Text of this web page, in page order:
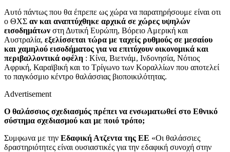
Αυτό πάντως που θα έπρεπε ως χώρα να παρατηρήσουμε είναι οτι
ο ΘΧΣ αν και αναπτύχθηκε αρχικά σε χώρες υψηλών
εισοδημάτων στη Δυτική Ευρώπη, Βόρειο Αμερική και
Αυστραλία, εξελίσσεται τώρα με ταχείς ρυθμούς σε μεσαίου
και χαμηλού εισοδήματος για να επιτύχουν οικονομικά και
περιβαλλοντικά οφέλη : Κίνα, Βιετνάμ, Ινδονησία, Νότιος
Αφρική, Καραϊβική και το Τρίγωνο των Κοραλλίων που αποτελεί
το παγκόσμιο κέντρο θαλάσσιας βιοποικιλότητας.
Advertisement
Ο θαλάσσιος σχεδιασμός πρέπει να ενσωματωθεί στο Εθνικό
σύστημα σχεδιασμού και με ποιό τρόπο;
Συμφωνα με την Εδαφική Ατζεντα της ΕΕ «Οι θαλάσσιες
δραστηριότητες είναι ουσιαστικές για την εδαφική συνοχή στην